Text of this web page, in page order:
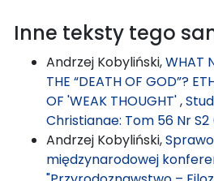
Inne teksty tego
Andrzej Kobyliński,WHAT
THE “DEATH OF GOD”?
OF 'WEAK THOUGHT',
Christianae: Tom 56 Nr
Andrzej Kobyliński,
międzynarodowej